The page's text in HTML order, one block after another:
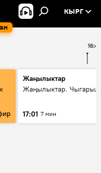
КЫРГ
Жаңылыктар
Жаңылыктар.
17:01 7 мин